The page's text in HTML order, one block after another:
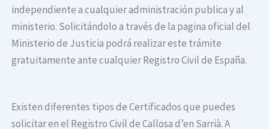
independiente a cualquier administración publica y al
ministerio. Solicitándolo a través de la pagina oficial del
Ministerio de Justicia podrá realizar este trámite
gratuitamente ante cualquier Registro Civil de España.
Existen diferentes tipos de Certificados que puedes
solicitar en el Registro Civil de Callosa d’en Sarrià. A